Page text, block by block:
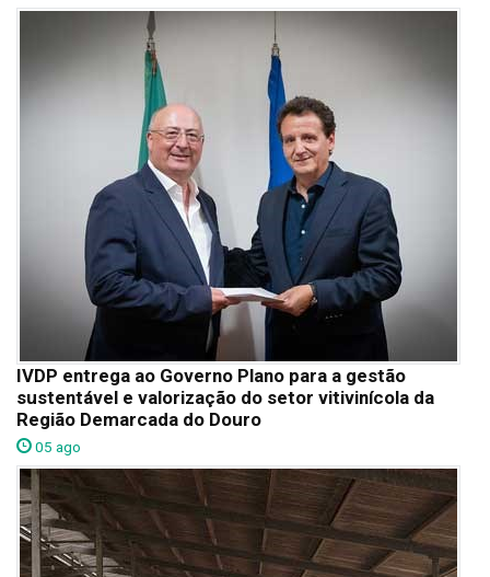
IVDP entrega ao Governo Plano para a gestão
sustentável e valorização do setor vitivinícola da
Região Demarcada do Douro
05 ago